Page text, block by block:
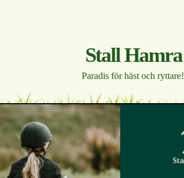
FOTOGALLERI
KONTAKTA, HITTA
Stall Hamra
Paradis för häst och ryttare!